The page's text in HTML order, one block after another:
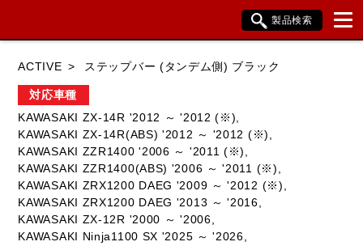
製品検索
HONDA YAMAHA SUZUKI
KAWASAKI BMW DUCATI
HARLEY DAVIDSON KTM
ACTIVE ステップバー (タンデム側) ブラック
対応車種
KAWASAKI ZX-14R '2012 ～ '2012 (※),
KAWASAKI ZX-14R(ABS) '2012 ～ '2012 (※),
KAWASAKI ZZR1400 '2006 ～ '2011 (※),
KAWASAKI ZZR1400(ABS) '2006 ～ '2011 (※),
KAWASAKI ZRX1200 DAEG '2009 ～ '2012 (※),
KAWASAKI ZRX1200 DAEG '2013 ～ '2016,
KAWASAKI ZX-12R '2000 ～ '2006,
KAWASAKI Ninja1100 SX '2025 ～ '2026,